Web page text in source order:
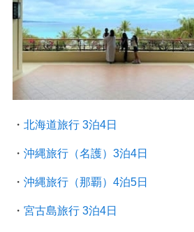
・ 北海道旅行 3泊4日
・ 沖縄旅行（名護）3泊4日
・ 沖縄旅行（那覇）4泊5日
・ 宮古島旅行 3泊4日